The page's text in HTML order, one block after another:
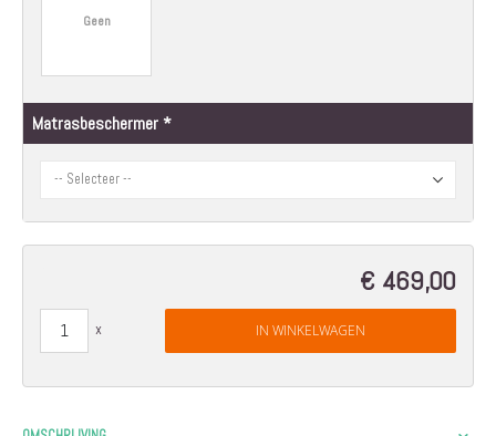
Geen
Matrasbeschermer
€ 469,00
IN WINKELWAGEN